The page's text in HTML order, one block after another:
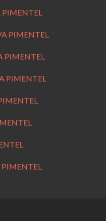
PIMENTEL
PIMENTEL
PIMENTEL